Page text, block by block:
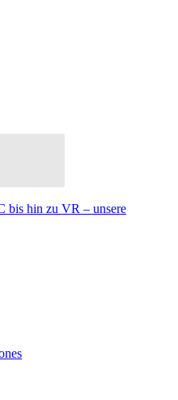
bis hin zu VR – unsere